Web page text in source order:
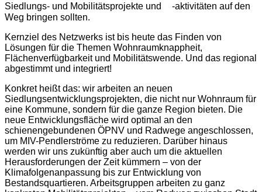
Siedlungs- und Mobilitätsprojekte und -aktivitäten auf den
Weg bringen sollten.
Kernziel des Netzwerks ist bis heute das Finden von
Lösungen für die Themen Wohnraumknappheit,
Flächenverfügbarkeit und Mobilitätswende. Und das regional
abgestimmt und integriert!
Konkret heißt das: wir arbeiten an neuen
Siedlungsentwicklungsprojekten, die nicht nur Wohnraum für
eine Kommune, sondern für die ganze Region bieten. Die
neue Entwicklungsfläche wird optimal an den
schienengebundenen ÖPNV und Radwege angeschlossen,
um MIV-Pendlerströme zu reduzieren. Darüber hinaus
werden wir uns zukünftig aber auch um die aktuellen
Herausforderungen der Zeit kümmern – von der
Klimafolgenanpassung bis zur Entwicklung von
Bestandsquartieren. Arbeitsgruppen arbeiten zu ganz